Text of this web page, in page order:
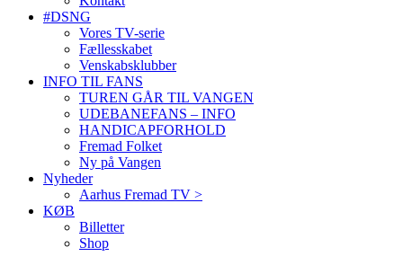
#DSNG
Vores TV-serie
Fællesskabet
Venskabsklubber
INFO TIL FANS
TUREN GÅR TIL VANGEN
UDEBANEFANS – INFO
HANDICAPFORHOLD
Fremad Folket
Ny på Vangen
Nyheder
Aarhus Fremad TV >
KØB
Billetter
Shop